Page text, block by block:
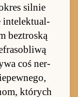
sil­nie
in­telek­tu­al­
bez­tro­ską
coś ner­
których